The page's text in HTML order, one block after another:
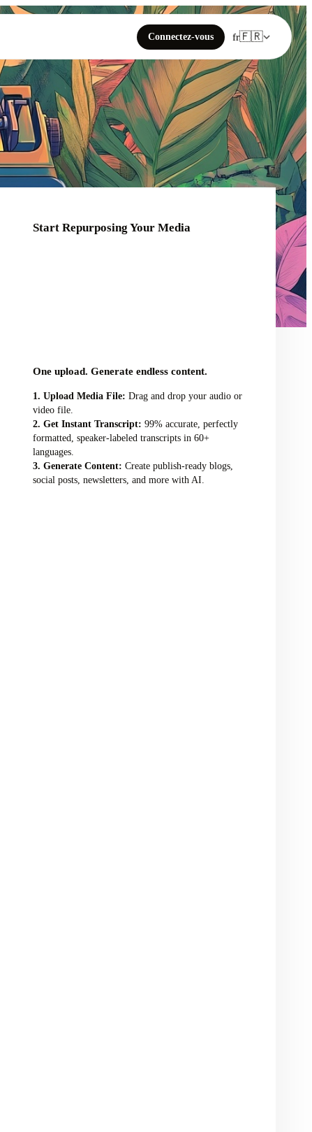
Connectez-vous fr🇫🇷
Start Repurposing Your Media
One upload. Generate endless content.
Upload Media File: Drag and drop your audio or
video file.
Get Instant Transcript: 99% accurate, perfectly
formatted, speaker-labeled transcripts in 60+
languages.
Generate Content: Create publish-ready blogs,
social posts, newsletters, and more with AI.